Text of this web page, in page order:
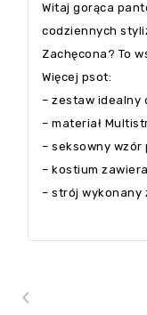
Witaj gorąca
codziennych
Zachęcona? To
Więcej psot:
– zestaw idealny
– materiał
– seksowny
– kostium
– strój wykonany
‹